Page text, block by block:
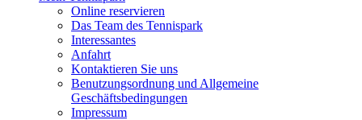
Online reservieren
Das Team des Tennispark
Interessantes
Anfahrt
Kontaktieren Sie uns
Benutzungsordnung und Allgemeine
Geschäftsbedingungen
Impressum